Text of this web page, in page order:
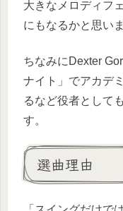
大きなメロディフ
にもなるかと思いま
ちなみにDexter
ナイト」でアカデ
るなど役者として
す。
選曲理由